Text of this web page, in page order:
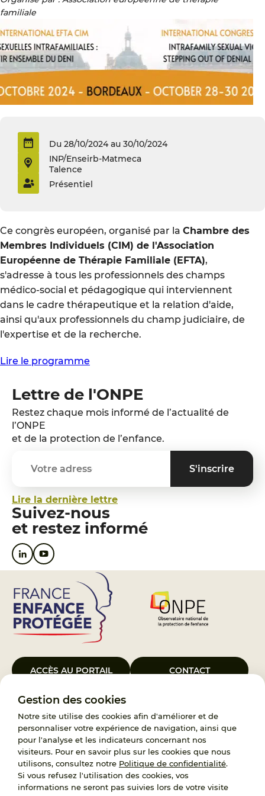
Gestion des cookies
Notre site utilise des cookies afin d'améliorer et de
personnaliser votre expérience de navigation, ainsi que
pour l'analyse et les indicateurs concernant nos
visiteurs. Pour en savoir plus sur les cookies que nous
utilisons, consultez notre Politique de confidentialité.
Si vous refusez l'utilisation des cookies, vos
informations ne seront pas suivies lors de votre visite
familiale
Du 28/10/2024 au 30/10/2024
INP/Enseirb-Matmeca
Talence
Présentiel
Ce congrès européen, organisé par la Chambre des
Membres Individuels (CIM) de l'Association
Européenne de Thérapie Familiale (EFTA),
s'adresse à tous les professionnels des champs
médico-social et pédagogique qui interviennent
dans le cadre thérapeutique et la relation d'aide,
ainsi qu'aux professionnels du champ judiciaire, de
l'expertise et de la recherche.
Lire le programme
Lettre de l'ONPE
Restez chaque mois informé de l’actualité de
l’ONPE
et de la protection de l’enfance.
Lire la dernière lettre
Suivez-nous
et restez informé
ACCÈS AU PORTAIL CONTACT
Le Groupement d’Intérêt Public France Enfance Protégée, créé le 5
janvier 2023, a pour objet d’assurer les missions de service public du
119, d’accompagnement des adoptants et de traitement des
demandes d’accès aux origines personnelles. France Enfance
Protégée est également un observatoire et une ressource pour
l’ensemble des professionnels, ainsi qu’un appui à l’élaboration de la
politique publique à travers le soutien à l’activité des conseils
nationaux.